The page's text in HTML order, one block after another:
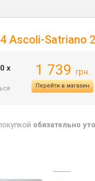
Ascoli-Satriano
x
1 739 грн.
Перейти в магазин
обязательно